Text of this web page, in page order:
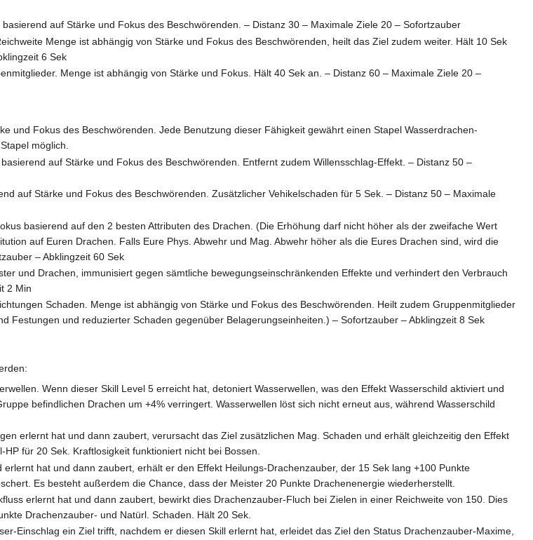
auf Stärke und Fokus des Beschwörenden. – Distanz 30 – Maximale Ziele 20 – Sofortzauber
Menge ist abhängig von Stärke und Fokus des Beschwörenden, heilt das Ziel zudem weiter. Hält 10 Sek
6 Sek
Menge ist abhängig von Stärke und Fokus. Hält 40 Sek an. – Distanz 60 – Maximale Ziele 20 –
und Fokus des Beschwörenden. Jede Benutzung dieser Fähigkeit gewährt einen Stapel Wasserdrachen-
möglich.
auf Stärke und Fokus des Beschwörenden. Entfernt zudem Willensschlag-Effekt. – Distanz 50 –
auf Stärke und Fokus des Beschwörenden. Zusätzlicher Vehikelschaden für 5 Sek. – Distanz 50 – Maximale
basierend auf den 2 besten Attributen des Drachen. (Die Erhöhung darf nicht höher als der zweifache Wert
auf Euren Drachen. Falls Eure Phys. Abwehr und Mag. Abwehr höher als die Eures Drachen sind, wird die
– Abklingzeit 60 Sek
und Drachen, immunisiert gegen sämtliche bewegungseinschränkenden Effekte und verhindert den Verbrauch
2 Min
Schaden. Menge ist abhängig von Stärke und Fokus des Beschwörenden. Heilt zudem Gruppenmitglieder
Festungen und reduzierter Schaden gegenüber Belagerungseinheiten.) – Sofortzauber – Abklingzeit 8 Sek
Wenn dieser Skill Level 5 erreicht hat, detoniert Wasserwellen, was den Effekt Wasserschild aktiviert und
befindlichen Drachen um +4% verringert. Wasserwellen löst sich nicht erneut aus, während Wasserschild
erlernt hat und dann zaubert, verursacht das Ziel zusätzlichen Mag. Schaden und erhält gleichzeitig den Effekt
für 20 Sek. Kraftlosigkeit funktioniert nicht bei Bossen.
hat und dann zaubert, erhält er den Effekt Heilungs-Drachenzauber, der 15 Sek lang +100 Punkte
Es besteht außerdem die Chance, dass der Meister 20 Punkte Drachenenergie wiederherstellt.
erlernt hat und dann zaubert, bewirkt dies Drachenzauber-Fluch bei Zielen in einer Reichweite von 150. Dies
Drachenzauber- und Natürl. Schaden. Hält 20 Sek.
Einschlag ein Ziel trifft, nachdem er diesen Skill erlernt hat, erleidet das Ziel den Status Drachenzauber-Maxime,